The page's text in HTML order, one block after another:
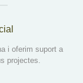
i oferim suport a
projectes.